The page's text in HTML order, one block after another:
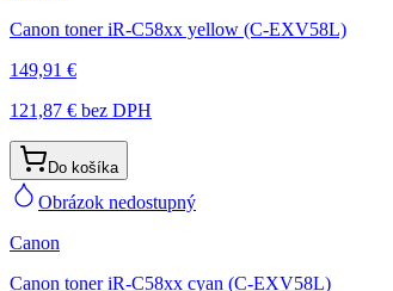
Canon toner iR-C58xx yellow (C-EXV58L)
149,91 €
121,87 € bez DPH
Do košíka
Obrázok nedostupný
Canon
Canon toner iR-C58xx cyan (C-EXV58L)